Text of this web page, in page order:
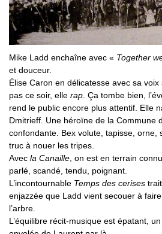
Mike Ladd enchaîne avec « Together
et douceur.
Élise Caron en délicatesse avec sa
pas ce soir, elle rap . Ça tombe bien,
rend le public encore plus attentif. Elle
Dmitrieff. Une héroïne de la Commune
confondante. Bex volute, tapisse, orne,
truc à nouer les tripes.
Avec la Canaille , on est en terrain
parlé, scandé, tendu, poignant.
L’incontournable Temps des cerises
enjazzée que Ladd vient secouer à
l’arbre.
L’équilibre récit-musique est épatant,